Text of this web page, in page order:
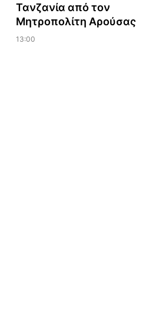
Τανζανία από τον
Μητροπολίτη Αρούσας
13:00